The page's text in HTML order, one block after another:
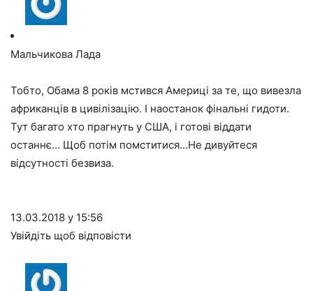
Мальчикова Лада
Тобто, Обама 8 років мстився Америці за те, що вивезла
африканців в цивілізацію. І наостанок фінальні гидоти.
Тут багато хто прагнуть у США, і готові віддати
останнє… Щоб потім помститися…Не дивуйтеся
відсутності безвиза.
13.03.2018 у 15:56
Увійдіть щоб відповісти